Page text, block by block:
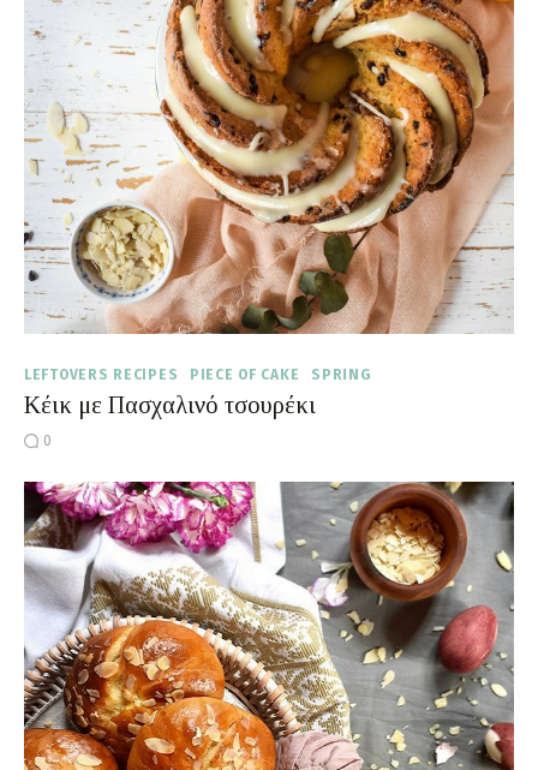
Συνεργασίες
Moments of Mine
FAQ
LEFTOVERS RECIPES PIECE OF CAKE SPRING
Κέικ με Πασχαλινό τσουρέκι
0